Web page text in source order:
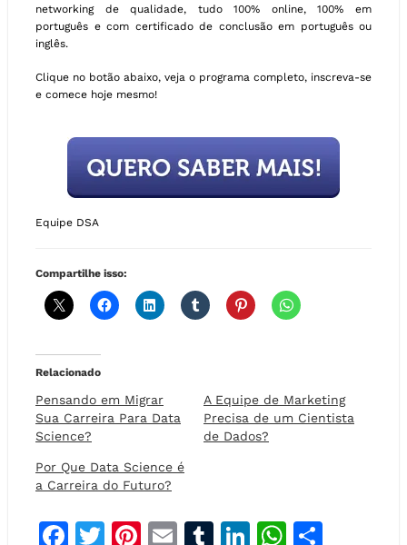
networking de qualidade, tudo 100% online, 100% em
português e com certificado de conclusão em português ou
inglês.
Clique no botão abaixo, veja o programa completo, inscreva-se
e comece hoje mesmo!
Equipe DSA
Compartilhe isso:
Relacionado
Pensando em Migrar
Sua Carreira Para Data
Science?
A Equipe de Marketing
Precisa de um Cientista
de Dados?
Por Que Data Science é
a Carreira do Futuro?
F
T
Pi
E
T
Li
W